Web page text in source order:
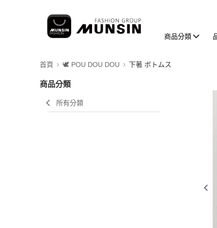
商品分類
首頁 🕊️ POU DOU DOU 下著 ボトムス
商品分類
所有分類